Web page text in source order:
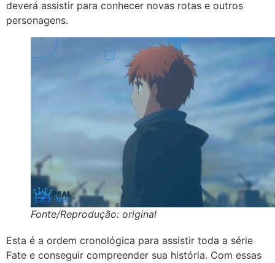
deverá assistir para conhecer novas rotas e outros
personagens.
Fonte/Reprodução: original
Esta é a ordem cronológica para assistir toda a série
Fate e conseguir compreender sua história. Com essas